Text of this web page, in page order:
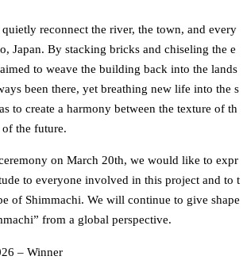
reconnect the river, the town, and every
Japan. By stacking bricks and chiseling the e
to weave the building back into the lands
been there, yet breathing new life into the s
to create a harmony between the texture of th
the future.
on March 20th, we would like to expr
to everyone involved in this project and to t
of Shimmachi. We will continue to give shape
from a global perspective.
– Winner